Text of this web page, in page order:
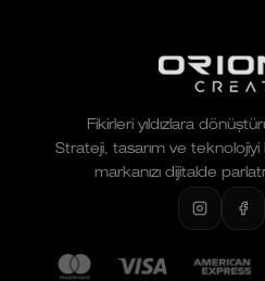
Fikirleri yıldızlara
Strateji, tasarım ve
markanızı dijitalde